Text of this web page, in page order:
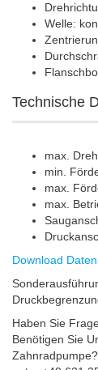
Welle:
Technische
max.
min.
max.
max.
Download
Haben Sie
Benötigen Sie